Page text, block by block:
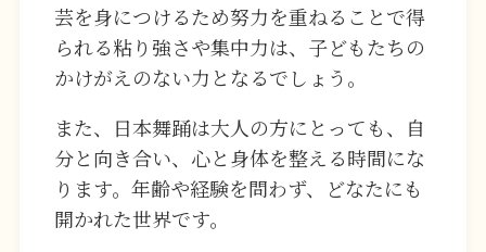
芸を身につけるため努力を重ねることで得
られる粘り強さや集中力は、子どもたちの
かけがえのない力となるでしょう。
また、日本舞踊は大人の方にとっても、自
分と向き合い、心と身体を整える時間にな
ります。年齢や経験を問わず、どなたにも
開かれた世界です。